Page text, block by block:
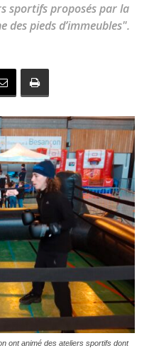
sportifs proposés par la
pieds d’immeubles".
ont animé des ateliers sportifs dont